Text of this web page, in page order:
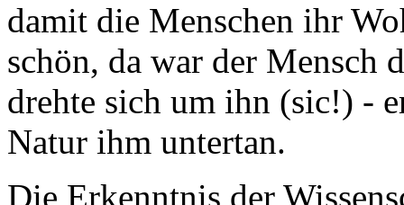
damit die Menschen ihr
schön, da war der Mensch
drehte sich um ihn (sic!) -
Natur ihm untertan.
Die Erkenntnis der